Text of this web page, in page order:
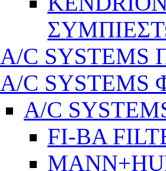
A/C SYSTEMS
A/C
A/C
FI-BA